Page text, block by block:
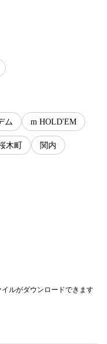
ム m HOLD'EM
木町 関内
ルがダウンロードできます